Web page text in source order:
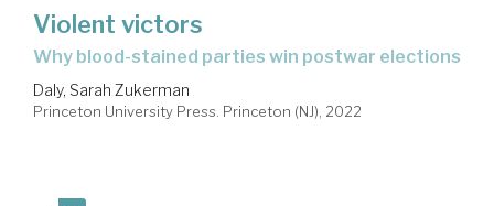
Violent victors
why blood-stained parties win postwar elections
Daly, Sarah Zukerman
Princeton University Press. Princeton (NJ), 2022